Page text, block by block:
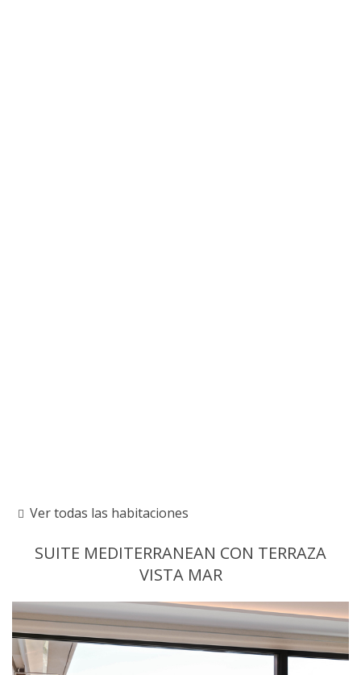
Ver todas las habitaciones
SUITE MEDITERRANEAN CON TERRAZA
VISTA MAR